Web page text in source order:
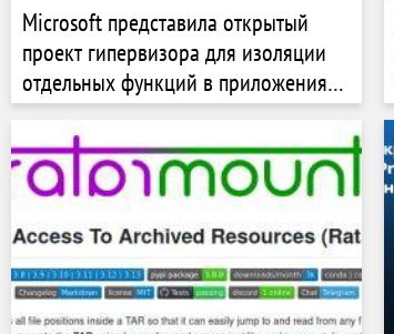
Microsoft представила открытый
проект гипервизора для изоляции
отдельных функций в приложениях
Hyperlight